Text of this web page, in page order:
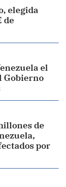
elegida
de
el
Gobierno
de
por